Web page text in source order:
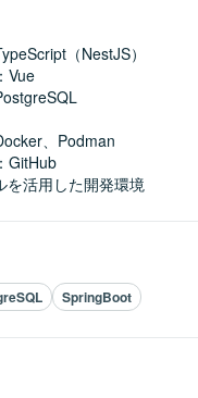
（NestJS）
Vue
、Podman
GitHub
を活用した開発環境
SpringBoot